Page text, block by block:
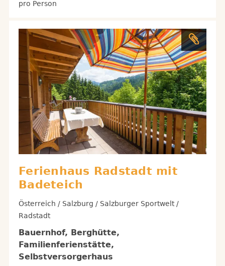
pro Person
Ferienhaus Radstadt mit
Badeteich
Österreich / Salzburg / Salzburger Sportwelt /
Radstadt
Bauernhof, Berghütte,
Familienferienstätte,
Selbstversorgerhaus